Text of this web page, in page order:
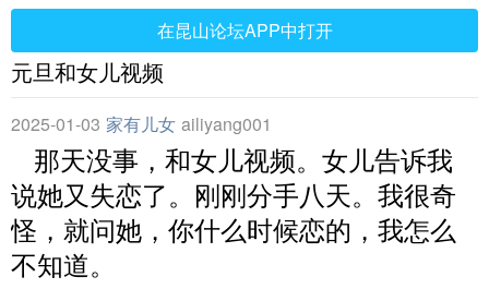
在昆山论坛APP中打开
元旦和女儿视频
2025-01-03 家有儿女 ailiyang001
那天没事，和女儿视频。女儿告诉我
说她又失恋了。刚刚分手八天。我很奇
怪，就问她，你什么时候恋的，我怎么
不知道。